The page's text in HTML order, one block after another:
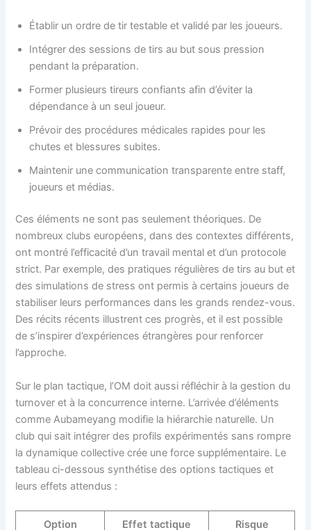
Établir un ordre de tir testable et validé par les joueurs.
Intégrer des sessions de tirs au but sous pression
pendant la préparation.
Former plusieurs tireurs confiants afin d’éviter la
dépendance à un seul joueur.
Prévoir des procédures médicales rapides pour les
chutes et blessures subites.
Maintenir une communication transparente entre staff,
joueurs et médias.
Ces éléments ne sont pas seulement théoriques. De
nombreux clubs européens, dans des contextes différents,
ont montré l’efficacité d’un travail mental et d’un protocole
strict. Par exemple, des pratiques régulières de tirs au but et
des simulations de stress ont permis à certains joueurs de
stabiliser leurs performances dans les grands rendez-vous.
Des récits récents illustrent ces progrès, et il est possible
de s’inspirer d’expériences étrangères pour renforcer
l’approche.
Sur le plan tactique, l’OM doit aussi réfléchir à la gestion du
turnover et à la concurrence interne. L’arrivée d’éléments
comme Aubameyang modifie la hiérarchie naturelle. Un
club qui sait intégrer des profils expérimentés sans rompre
la dynamique collective crée une force supplémentaire. Le
tableau ci-dessous synthétise des options tactiques et
leurs effets attendus :
Option Effet tactique Risque